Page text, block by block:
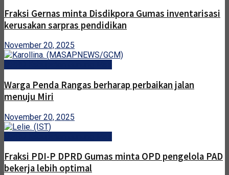
Fraksi Gernas minta Disdikpora Gumas inventarisasi
kerusakan sarpras pendidikan
November 20, 2025
Warga Penda Rangas berharap perbaikan jalan
menuju Miri
November 20, 2025
Fraksi PDI-P DPRD Gumas minta OPD pengelola PAD
bekerja lebih optimal